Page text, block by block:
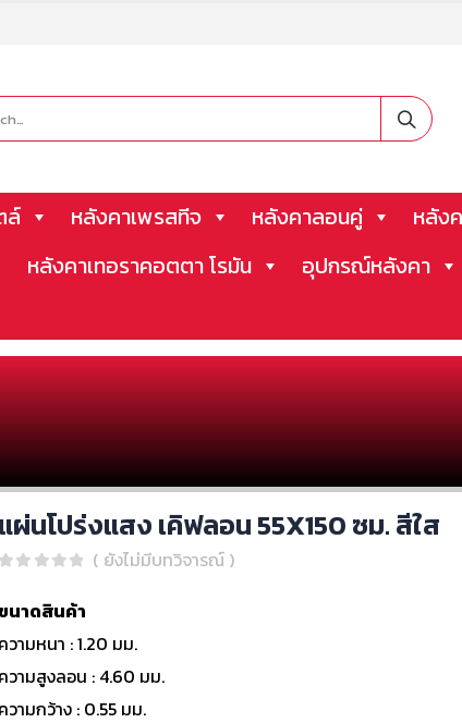
ล์ หลังคาเพรสทีจ หลังคาลอนคู่ หลัง
หลังคาเทอราคอตตา โรมัน อุปกรณ์หลังคา
แผ่นโปร่งแสง เคิฟลอน 55X150 ซม. สีใส
( ยังไม่มีบทวิจารณ์ )
นาดสินค้า
ความหนา : 1.20 มม.
ความสูงลอน : 4.60 มม.
ความกว้าง : 0.55 มม.